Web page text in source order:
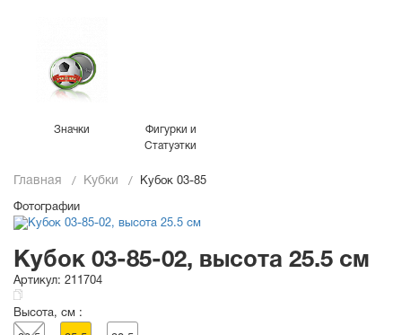
Значки
Фигурки и
Статуэтки
Главная Кубки Кубок 03-85
Фотографии
Кубок 03-85-02, высота 25.5 см
Артикул: 211704
Высота, см :